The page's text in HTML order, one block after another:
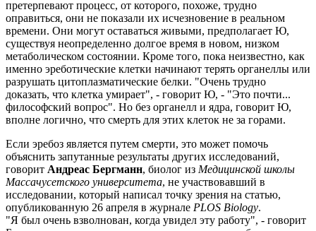
претерпевают процесс, от которого, похоже, трудно
оправиться, они не показали их исчезновение в реальном
времени. Они могут оставаться живыми, предполагает Ю,
существуя неопределенно долгое время в новом, низком
метаболическом состоянии. Кроме того, пока неизвестно, как
именно эреботические клетки начинают терять органеллы или
разрушать цитоплазматические белки. "Очень трудно
доказать, что клетка умирает", - говорит Ю, - "Это почти...
философский вопрос". Но без органелл и ядра, говорит Ю,
вполне логично, что смерть для этих клеток не за горами.
Если эребоз является путем смерти, это может помочь
объяснить запутанные результаты других исследований,
говорит Андреас Бергманн, биолог из Медицинской школы
Массачусетского университета, не участвовавший в
исследовании, который написал точку зрения на статью,
опубликованную 26 апреля в журнале PLOS Biology.
"Я был очень взволнован, когда увидел эту работу", - говорит